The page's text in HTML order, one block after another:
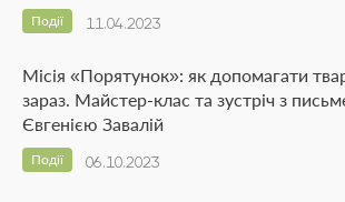
11.04.2023
Події
Місія «Порятунок»: як допомагати
зараз. Майстер-клас та зустріч з
Євгенією Завалій
06.10.2023
Події